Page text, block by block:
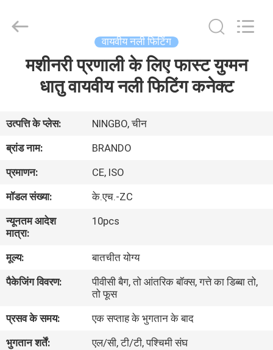
हमारे
बारे
कारखाने
दौरा
गुणवत्ता
नियंत्रण
वायवीय नली फिटिंग
मशीनरी प्रणाली के लिए फास्ट युग्मन
धातु वायवीय नली फिटिंग कनेक्ट
उत्पत्ति के प्लेस:
NINGBO, चीन
ब्रांड नाम:
BRANDO
प्रमाणन:
CE, ISO
मॉडल संख्या:
के.एच.-ZC
न्यूनतम आदेश
मात्रा:
10pcs
मूल्य:
बातचीत योग्य
पैकेजिंग विवरण:
पीवीसी बैग, तो आंतरिक बॉक्स, गत्ते का डिब्बा तो,
तो फूस
प्रसव के समय:
एक सप्ताह के भुगतान के बाद
भुगतान शर्तें:
एल/सी, टी/टी, पश्चिमी संघ